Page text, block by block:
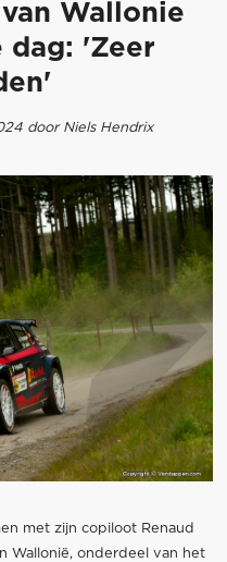
Wallonie
dag: 'Zeer
door Niels Hendrix
met zijn copiloot Renaud
Wallonië, onderdeel van het